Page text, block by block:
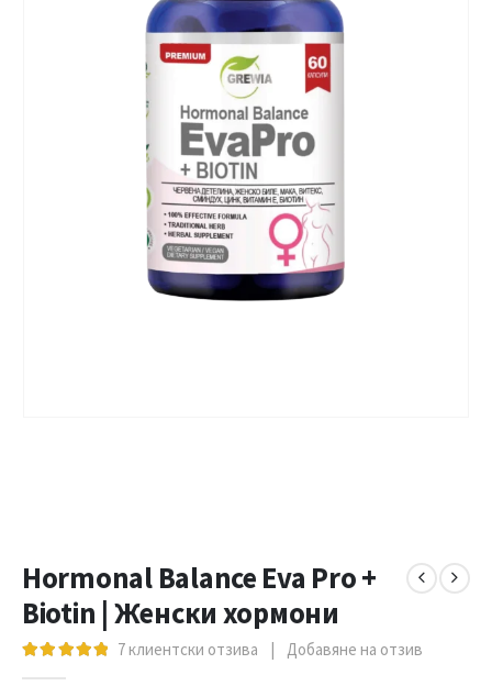
Hormonal Balance Eva Pro +
Biotin | Женски хормони
7 клиентски отзива | Добавяне на отзив